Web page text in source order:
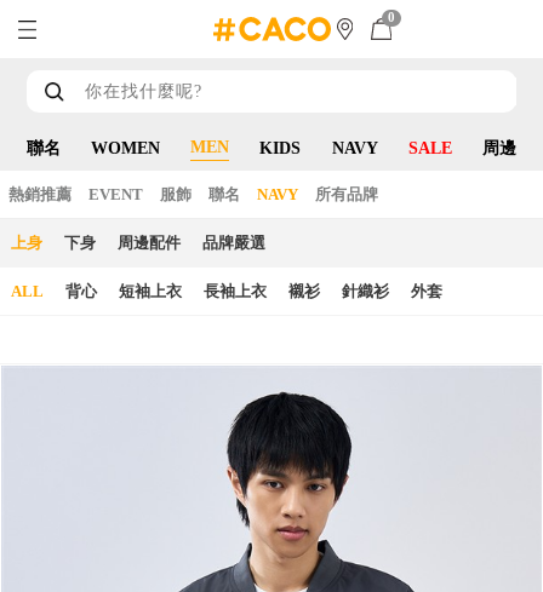
0
聯名 WOMEN MEN KIDS NAVY SALE 周邊
熱銷推薦 EVENT 服飾 聯名 NAVY 所有品牌
上身 下身 周邊配件 品牌嚴選
ALL 背心 短袖上衣 長袖上衣 襯衫 針織衫 外套